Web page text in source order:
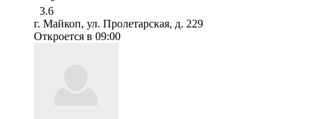
3.6
г. Майкоп, ул. Пролетарская, д. 229
Откроется в 09:00